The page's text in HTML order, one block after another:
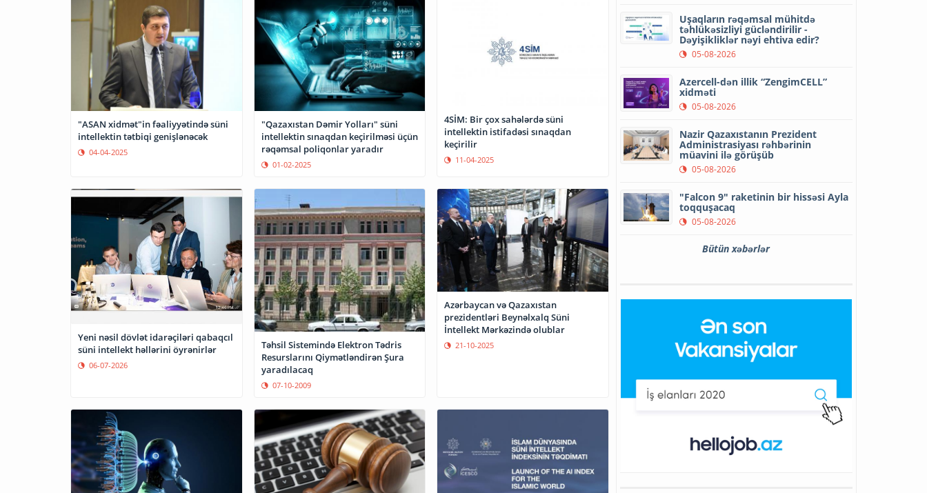
"ASAN xidmət"in fəaliyyətində süni
intellektin tətbiqi genişlənəcək
04-04-2025
"Qazaxıstan Dəmir Yolları" süni
intellektin sınaqdan keçirilməsi üçün
rəqəmsal poliqonlar yaradır
01-02-2025
4SİM: Bir çox sahələrdə süni
intellektin istifadəsi sınaqdan
keçirilir
11-04-2025
Yeni nəsil dövlət idarəçiləri qabaqcıl
süni intellekt həllərini öyrənirlər
06-07-2026
Təhsil Sistemində Elektron Tədris
Resurslarını Qiymətləndirən Şura
yaradılacaq
07-10-2009
Azərbaycan və Qazaxıstan
prezidentləri Beynəlxalq Süni
İntellekt Mərkəzində olublar
21-10-2025
Uşaqların rəqəmsal mühitdə
təhlükəsizliyi gücləndirilir -
Dəyişikliklər nəyi ehtiva edir?
05-08-2026
Azercell-dən illik “ZengimCELL”
xidməti
05-08-2026
Nazir Qazaxıstanın Prezident
Administrasiyası rəhbərinin
müavini ilə görüşüb
05-08-2026
"Falcon 9" raketinin bir hissəsi Ayla
toqquşacaq
05-08-2026
Bütün xəbərlər